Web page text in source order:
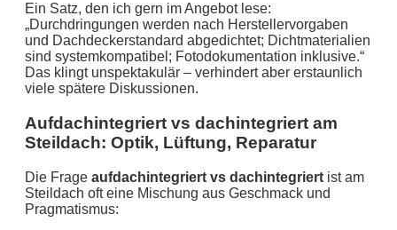
Ein Satz, den ich gern im Angebot lese:
„Durchdringungen werden nach Herstellervorgaben
und Dachdeckerstandard abgedichtet; Dichtmaterialien
sind systemkompatibel; Fotodokumentation inklusive.“
Das klingt unspektakulär – verhindert aber erstaunlich
viele spätere Diskussionen.
Aufdachintegriert vs dachintegriert am
Steildach: Optik, Lüftung, Reparatur
Die Frage aufdachintegriert vs dachintegriert ist am
Steildach oft eine Mischung aus Geschmack und
Pragmatismus: